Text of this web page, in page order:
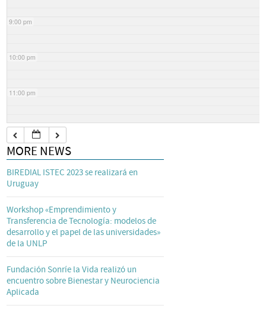
9:00 pm
10:00 pm
11:00 pm
MORE NEWS
BIREDIAL ISTEC 2023 se realizará en
Uruguay
Workshop «Emprendimiento y
Transferencia de Tecnología: modelos de
desarrollo y el papel de las universidades»
de la UNLP
Fundación Sonríe la Vida realizó un
encuentro sobre Bienestar y Neurociencia
Aplicada